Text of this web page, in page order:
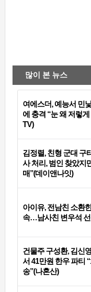
많이 본 뉴스
여에스더, 예능서 민
에 충격 “눈 왜 저렇
TV)
김정렬, 친형 군대 구
사 처리, 범인 찾았지
매”(데이앤나잇)
아이유, 전남친 소환
속…남사친 변우석 선
건물주 구성환, 김신
서 41만원 한우 파티
송”(나혼산)